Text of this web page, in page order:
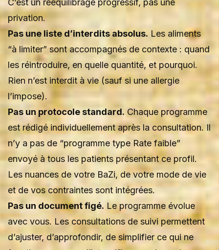
C’est un rééquilibrage progressif, pas une
privation.
Pas une liste d’interdits absolus. Les aliments
“à limiter” sont accompagnés de contexte : quand
les réintroduire, en quelle quantité, et pourquoi.
Rien n’est interdit à vie (sauf si une allergie
l’impose).
Pas un protocole standard. Chaque programme
est rédigé individuellement après la consultation. Il
n’y a pas de “programme type Rate faible”
envoyé à tous les patients présentant ce profil.
Les nuances de votre BaZi, de votre mode de vie
et de vos contraintes sont intégrées.
Pas un document figé. Le programme évolue
avec vous. Les consultations de suivi permettent
d’ajuster, d’approfondir, de simplifier ce qui ne